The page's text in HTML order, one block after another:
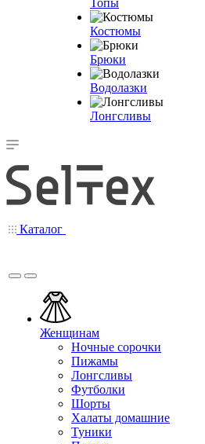
Топы
Костюмы
Брюки
Водолазки
Лонгсливы
Каталог
Женщинам
Ночные сорочки
Пижамы
Лонгсливы
Футболки
Шорты
Халаты домашние
Туники